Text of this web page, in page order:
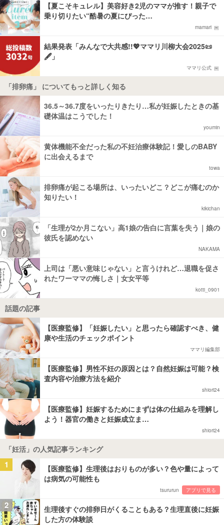
【夏こそキュレル】美容好き2児のママが推す！親子で
乗り切りたい“酷暑の夏にぴった…
mamari
結果発表「みんなで大共感!!💖ママリ川柳大会2025📜
🖋️」
ママリ公式
「排卵痛」 についてもっと詳しく知る
36.5～36.7度をいったりきたり…私が妊娠したときの基
礎体温はこうでした！
youmin
黄体機能不全だった私の不妊治療体験記！愛しのBABY
に出会えるまで
towa
排卵痛が起こる場所は、いったいどこ？どこが痛むのか
知りたい！
kikichan
「生理が2か月こない」高1娘の告白に言葉を失う｜娘の
彼氏を認めない
NAKAMA
上司は「悪い意味じゃない」と言うけれど…退職を促さ
れたワーママの悔しさ｜女女平等
kotti_0901
話題の記事
【医療監修】「妊娠したい」と思ったら確認すべき、健
康や生活のチェックポイント
ママリ編集部
【医療監修】男性不妊の原因とは？自然妊娠は可能？検
査内容や治療方法を紹介
shiori24
【医療監修】妊娠するためにまずは体の仕組みを理解し
よう！器官の働きと妊娠成立ま…
shiori24
「妊活」の人気記事ランキング
1
【医療監修】生理後はおりものが多い？色や量によって
は病気の可能性も
tsururun アプリで見る
2
生理後すぐの排卵日がくることもある？生理直後に妊娠
した方の体験談